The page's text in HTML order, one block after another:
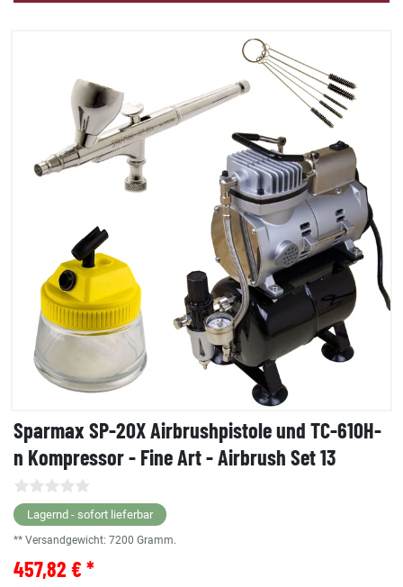
Sparmax SP-20X Airbrushpistole und TC-610H-
n Kompressor - Fine Art - Airbrush Set 13
Lagernd - sofort lieferbar
** Versandgewicht: 7200 Gramm.
457,82 € *